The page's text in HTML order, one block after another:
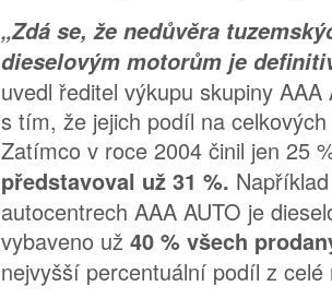
„Zdá se, že nedůvěra
dieselovým motorům je
uvedl ředitel výkupu skupiny AAA
s tím, že jejich podíl na
Zatímco v roce 2004 činil jen 25
představoval už 31 %.
autocentrech AAA AUTO je
vybaveno už 40 % všech
nejvyšší percentuální podíl z celé